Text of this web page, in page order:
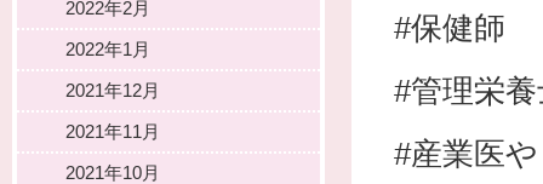
#保健師
#管理栄
#産業医
2022年2月
2022年1月
2021年12月
2021年11月
2021年10月